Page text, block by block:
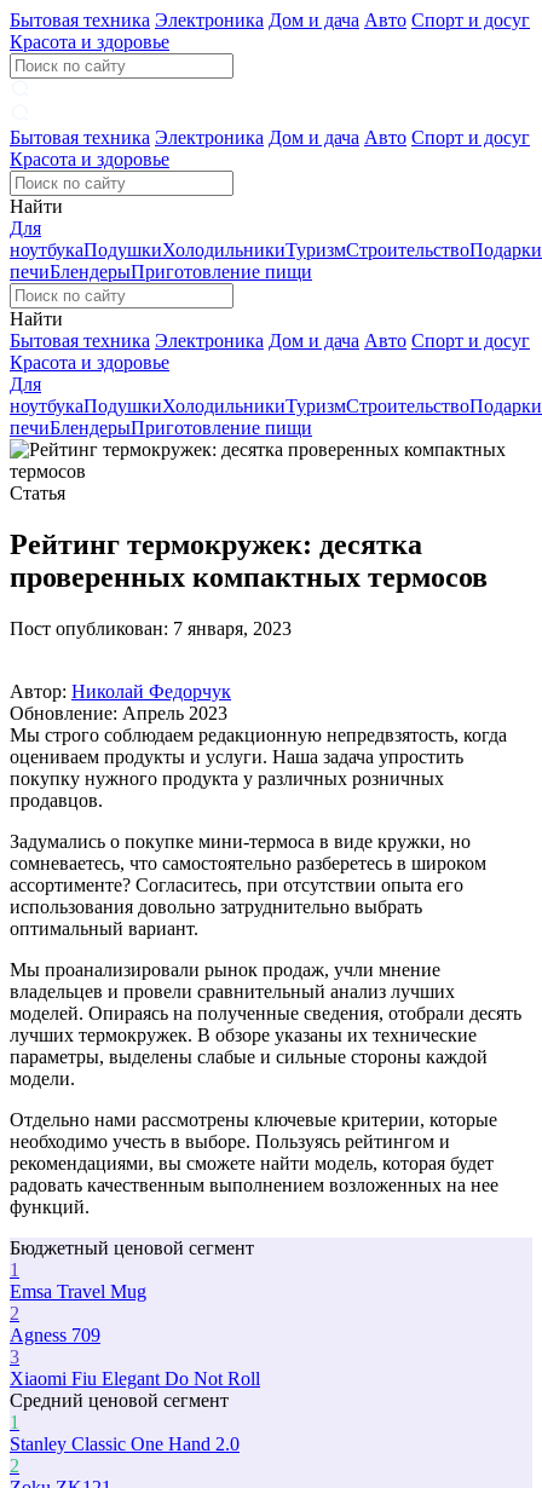
Бытовая техника Электроника Дом и дача Авто Спорт и досуг
Красота и здоровье
Бытовая техника Электроника Дом и дача Авто Спорт и досуг
Красота и здоровье
Найти
Для
ноутбукаПодушкиХолодильникиТуризмСтроительствоПодарки
печиБлендерыПриготовление пищи
Найти
Бытовая техника Электроника Дом и дача Авто Спорт и досуг
Красота и здоровье
Для
ноутбукаПодушкиХолодильникиТуризмСтроительствоПодарки
печиБлендерыПриготовление пищи
Статья
Рейтинг термокружек: десятка
проверенных компактных термосов
Пост опубликован: 7 января, 2023
Автор: Николай Федорчук
Обновление: Апрель 2023
Мы строго соблюдаем редакционную непредвзятость, когда
оцениваем продукты и услуги. Наша задача упростить
покупку нужного продукта у различных розничных
продавцов.
Задумались о покупке мини-термоса в виде кружки, но
сомневаетесь, что самостоятельно разберетесь в широком
ассортименте? Согласитесь, при отсутствии опыта его
использования довольно затруднительно выбрать
оптимальный вариант.
Мы проанализировали рынок продаж, учли мнение
владельцев и провели сравнительный анализ лучших
моделей. Опираясь на полученные сведения, отобрали десять
лучших термокружек. В обзоре указаны их технические
параметры, выделены слабые и сильные стороны каждой
модели.
Отдельно нами рассмотрены ключевые критерии, которые
необходимо учесть в выборе. Пользуясь рейтингом и
рекомендациями, вы сможете найти модель, которая будет
радовать качественным выполнением возложенных на нее
функций.
Бюджетный ценовой сегмент
1
Emsa Travel Mug
2
Agness 709
3
Xiaomi Fiu Elegant Do Not Roll
Средний ценовой сегмент
1
Stanley Classic One Hand 2.0
2